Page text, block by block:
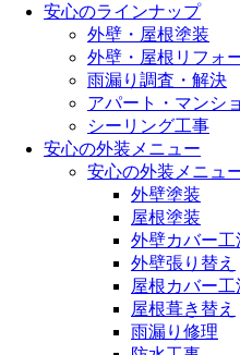
安心のラインナップ
外壁・屋根塗装
外壁・屋根リフォ
雨漏り調査・解決
アパート・マンシ
シーリング工事
安心の外装メニュー
安心の外装メニュ
外壁塗装
屋根塗装
外壁カバー工
外壁張り替え
屋根カバー工
屋根葺き替え
雨漏り修理